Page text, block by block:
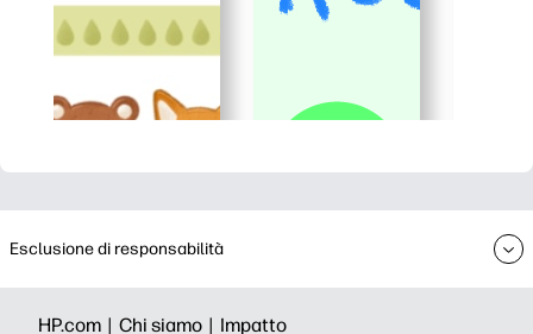
Esclusione di responsabilità
HP.com | Chi siamo | Impatto